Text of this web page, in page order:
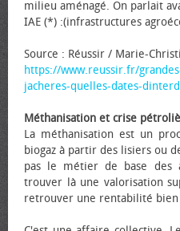
milieu aménagé. On parlait
IAE (*) :(infrastructures
Source : Réussir / Marie-
https://www.reussir.fr/
jacheres-quelles-dates-
Méthanisation et crise
La méthanisation est un
biogaz à partir des lisiers ou
pas le métier de base des
trouver là une valorisation
retrouver une rentabilité bien